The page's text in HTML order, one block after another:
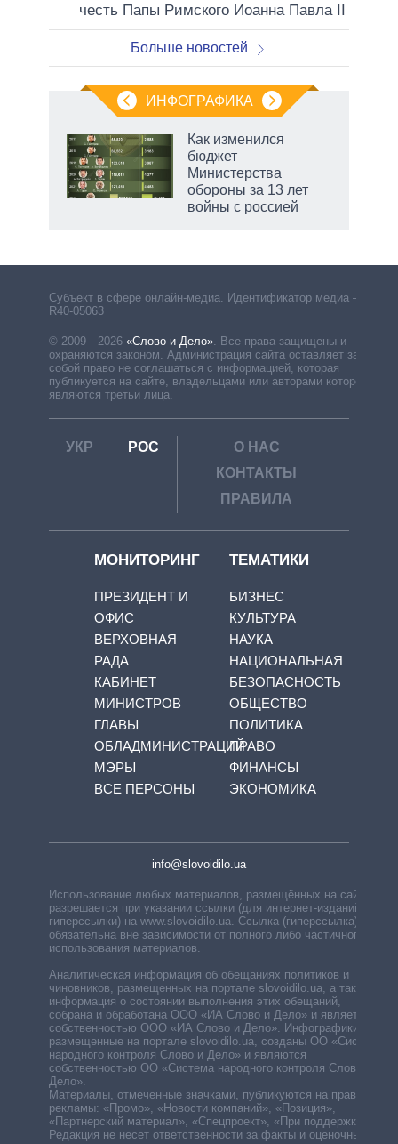
честь Папы Римского Иоанна Павла II
Больше новостей
ИНФОГРАФИКА
Как изменился
бюджет
Министерства
обороны за 13 лет
войны с россией
Субъект в сфере онлайн-медиа. Идентификатор медиа –
R40-05063
© 2009—2026 «Слово и Дело» Все права защищены и
охраняются законом. Администрация сайта оставляет за
собой право не соглашаться с информацией, которая
публикуется на сайте, владельцами или авторами которой
являются третьи лица.
УКР РОС
О НАС
КОНТАКТЫ
ПРАВИЛА
МОНИТОРИНГ
ПРЕЗИДЕНТ И
ОФИС
ВЕРХОВНАЯ
РАДА
КАБИНЕТ
МИНИСТРОВ
ГЛАВЫ
ОБЛАДМИНИСТРАЦИЙ
МЭРЫ
ВСЕ ПЕРСОНЫ
ТЕМАТИКИ
БИЗНЕС
КУЛЬТУРА
НАУКА
НАЦИОНАЛЬНАЯ
БЕЗОПАСНОСТЬ
ОБЩЕСТВО
ПОЛИТИКА
ПРАВО
ФИНАНСЫ
ЭКОНОМИКА
info@slovoidilo.ua
Использование любых материалов, размещённых на сайте,
разрешается при указании ссылки (для интернет-изданий —
гиперссылки) на www.slovoidilo.ua. Ссылка (гиперссылка)
обязательна вне зависимости от полного либо частичного
использования материалов.
Аналитическая информация об обещаниях политиков и
чиновников, размещенных на портале slovoidilo.ua, а также
информация о состоянии выполнения этих обещаний,
собрана и обработана ООО «ИА Слово и Дело» и является
собственностью ООО «ИА Слово и Дело». Инфографики,
размещенные на портале slovoidilo.ua, созданы ОО «Система
народного контроля Слово и Дело» и являются
собственностью ОО «Система народного контроля Слово и
Дело».
Материалы, отмеченные значками, публикуются на правах
рекламы: «Промо», «Новости компаний», «Позиция»,
«Партнерский материал», «Спецпроект», «При поддержке».
Редакция не несет ответственности за факты и оценочные